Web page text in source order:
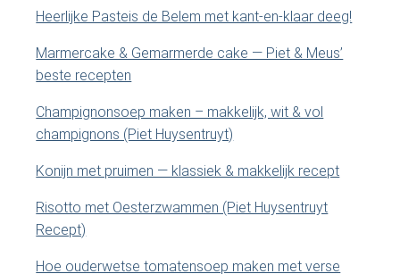
y
S
d
e
b
a
z
s
i
e
.
.
Heerlijke Pasteis de Belem met kant-en-klaar deeg!
Marmercake & Gemarmerde cake — Piet & Meus’
beste recepten
Champignonsoep maken – makkelijk, wit & vol
champignons (Piet Huysentruyt)
Konijn met pruimen — klassiek & makkelijk recept
Risotto met Oesterzwammen (Piet Huysentruyt
Recept)
Hoe ouderwetse tomatensoep maken met verse